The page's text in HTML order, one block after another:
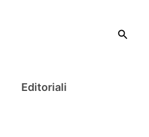
Cerca
Editoriali